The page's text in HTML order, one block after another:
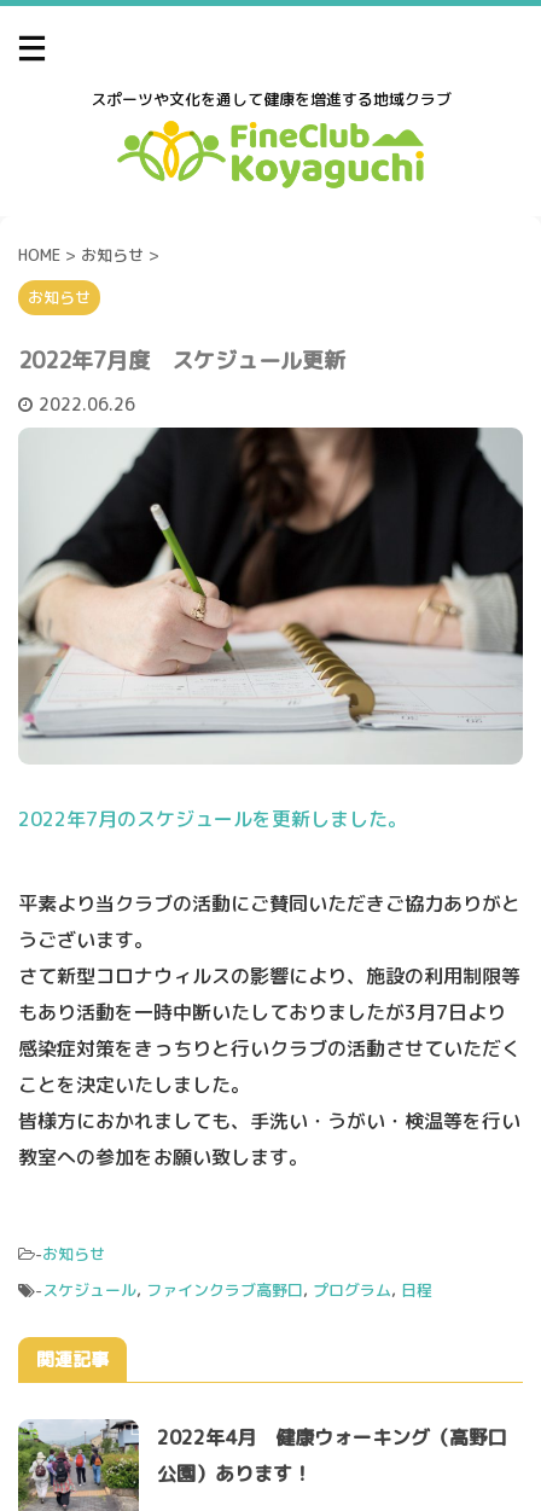
スポーツや文化を通して健康を増進する地域クラブ
HOME > お知らせ >
お知らせ
2022年7月度 スケジュール更新
2022.06.26
2022年7月のスケジュールを更新しました。
平素より当クラブの活動にご賛同いただきご協力ありがと
うございます。
さて新型コロナウィルスの影響により、施設の利用制限等
もあり活動を一時中断いたしておりましたが3月7日より
感染症対策をきっちりと行いクラブの活動させていただく
ことを決定いたしました。
皆様方におかれましても、手洗い・うがい・検温等を行い
教室への参加をお願い致します。
-お知らせ
-スケジュール, ファインクラブ高野口, プログラム, 日程
関連記事
2022年4月 健康ウォーキング（高野口
公園）あります！